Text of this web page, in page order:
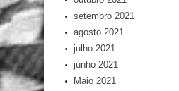
setembro 2021
agosto 2021
julho 2021
junho 2021
Maio 2021